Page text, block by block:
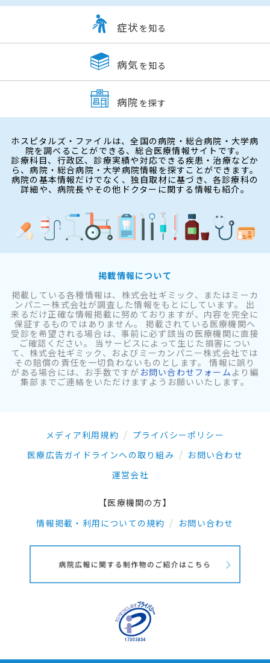
症状 を知る
病気 を知る
病院 を探す
ホスピタルズ・ファイルは、全国の病院・総合病院・大学病
院を調べることができる、総合医療情報サイトです。
診療科目、行政区、診療実績や対応できる疾患・治療などか
ら、病院・総合病院・大学病院情報を探すことができます。
病院の基本情報だけでなく、独自取材に基づき、各診療科の
詳細や、病院長やその他ドクターに関する情報も紹介。
掲載情報について
掲載している各種情報は、株式会社ギミック、またはミーカ
ンパニー株式会社が調査した情報をもとにしています。 出
来るだけ正確な情報掲載に努めておりますが、内容を完全に
保証するものではありません。 掲載されている医療機関へ
受診を希望される場合は、事前に必ず該当の医療機関に直接
ご確認ください。 当サービスによって生じた損害につい
て、株式会社ギミック、およびミーカンパニー株式会社では
その賠償の責任を一切負わないものとします。 情報に誤り
がある場合には、お手数ですが お問い合わせフォーム より編
集部までご連絡をいただけますようお願いいたします。
メディア利用規約
プライバシーポリシー
医療広告ガイドラインへの取り組み
お問い合わせ
運営会社
【医療機関の方】
情報掲載・利用についての規約
お問い合わせ